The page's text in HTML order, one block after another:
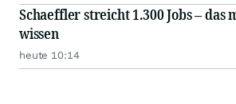
Schaeffler streicht 1.300 Jobs – das
wissen
heute 10:14